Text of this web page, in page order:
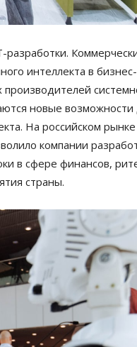
разработки.
интеллекта в
новые
На российском
компании
в сфере финансов,
страны.